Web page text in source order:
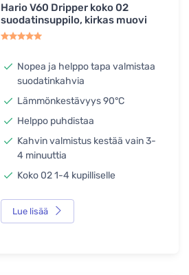
Hario V60 Dripper koko 02
suodatinsuppilo, kirkas muovi
Nopea ja helppo tapa valmistaa
suodatinkahvia
Lämmönkestävyys 90°C
Helppo puhdistaa
Kahvin valmistus kestää vain 3-
4 minuuttia
Koko 02 1-4 kupilliselle
Lue lisää